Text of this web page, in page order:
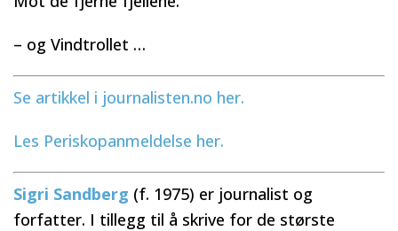
– og Vindtrollet …
Se artikkel i journalisten.no her.
Les Periskopanmeldelse her.
Sigri Sandberg (f. 1975) er journalist og
forfatter. I tillegg til å skrive for de største